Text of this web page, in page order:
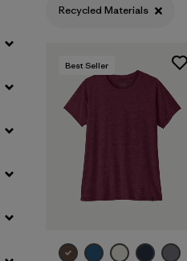
Filtrar por
Materials & Fabric
Filtrar por
Sport
Filtrar por
Product Family
Filtrar por
Silhouette
Recycled Materials
Best Seller